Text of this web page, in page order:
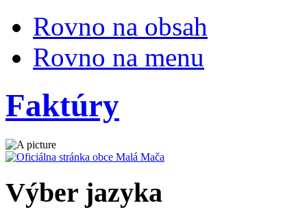
Rovno na obsah
Rovno na menu
Faktúry
Výber jazyka